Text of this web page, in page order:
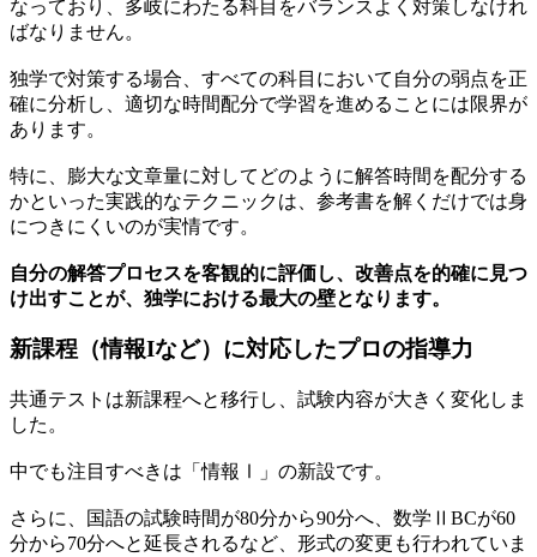
なっており、多岐にわたる科目をバランスよく対策しなけれ
ばなりません。
独学で対策する場合、すべての科目において自分の弱点を正
確に分析し、適切な時間配分で学習を進めることには限界が
あります。
特に、膨大な文章量に対してどのように解答時間を配分する
かといった実践的なテクニックは、参考書を解くだけでは身
につきにくいのが実情です。
自分の解答プロセスを客観的に評価し、改善点を的確に見つ
け出すことが、独学における最大の壁となります。
新課程（情報Iなど）に対応したプロの指導力
共通テストは新課程へと移行し、試験内容が大きく変化しま
した。
中でも注目すべきは「情報Ⅰ」の新設です。
さらに、国語の試験時間が80分から90分へ、数学ⅡBCが60
分から70分へと延長されるなど、形式の変更も行われていま